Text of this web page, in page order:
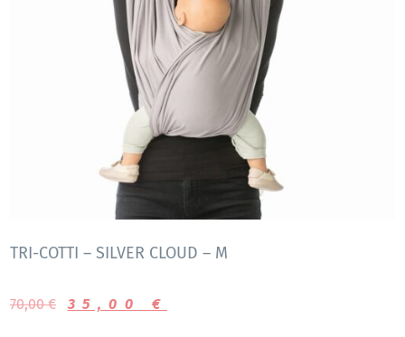
TRI-COTTI – SILVER CLOUD – M
70,00€ 35,00 €